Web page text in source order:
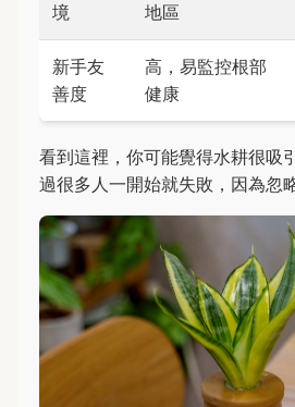
境
地區
新手友
善度
高，易監控根部
健康
看到這裡，你可能覺得水耕很吸
過很多人一開始就失敗，因為忽